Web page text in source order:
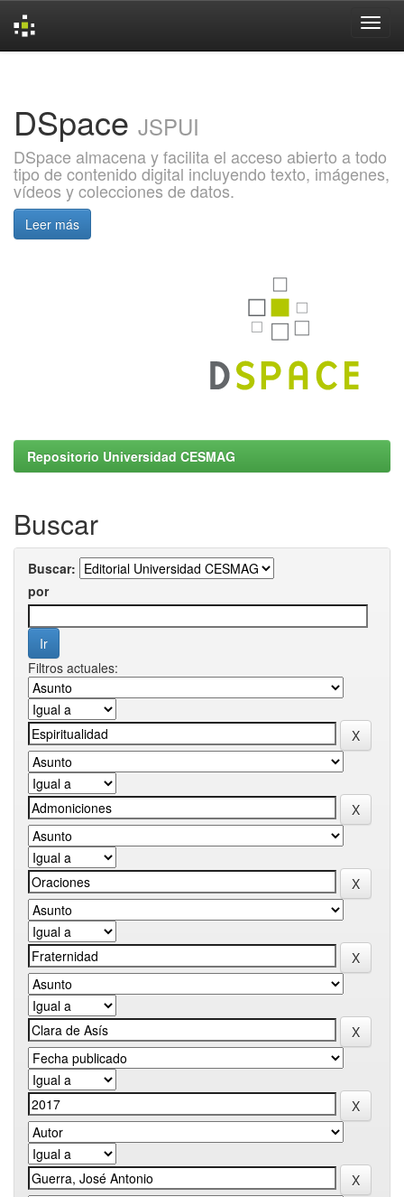
DSpace JSPUI
DSpace almacena y facilita el acceso abierto a todo
tipo de contenido digital incluyendo texto, imágenes,
vídeos y colecciones de datos.
Leer más
Repositorio Universidad CESMAG
Buscar
Buscar:
por
Filtros actuales: